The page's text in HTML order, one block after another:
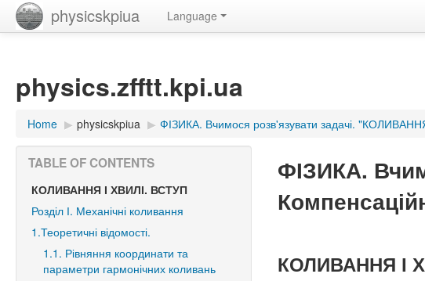
physicskpiua Language
physics.zfftt.kpi.ua
Home ▶︎ physicskpiua ▶︎ ФІЗИКА. Вчимося розв'язувати задачі.
ФІЗИКА.
КОЛИВАННЯ І
TABLE OF CONTENTS
КОЛИВАННЯ І ХВИЛІ. ВСТУП
Розділ І. Механічні коливання
1.Теоретичні відомості.
1.1. Рівняння координати та
параметри гармонічних коливань